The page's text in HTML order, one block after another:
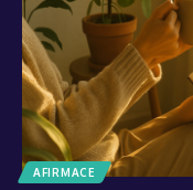
AFIRMACE